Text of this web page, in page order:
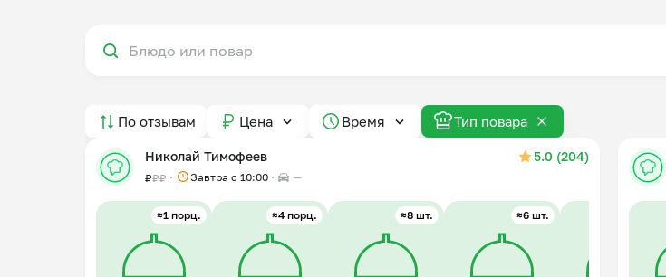
По отзывам Цена Время Тип повара
Николай Тимофеев 5.0 (204)
₽₽₽ Завтра c 10:00 —
≈1 порц. ≈4 порц. ≈8 шт. ≈6 шт. ≈2 порц.